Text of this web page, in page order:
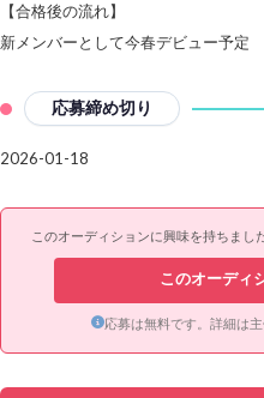
【合格後の流れ】
新メンバーとして今春デビュー予定
応募締め切り
2026-01-18
このオーディションに興味を持ちまし
このオーディ
応募は無料です。詳細は